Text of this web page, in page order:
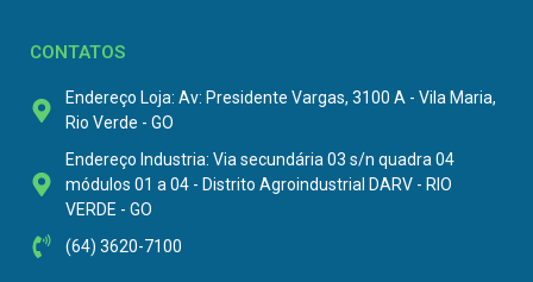
CONTATOS
Endereço Loja: Av: Presidente Vargas, 3100 A - Vila Maria,
Rio Verde - GO
Endereço Industria: Via secundária 03 s/n quadra 04
módulos 01 a 04 - Distrito Agroindustrial DARV - RIO
VERDE - GO
(64) 3620-7100